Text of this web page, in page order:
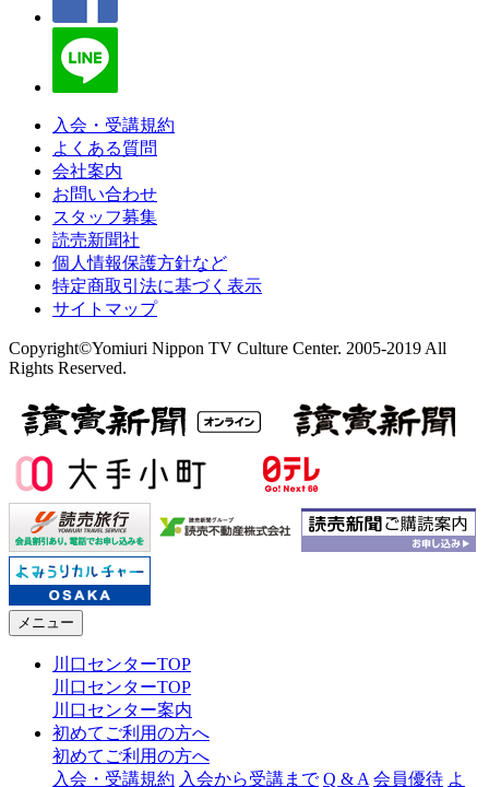
入会・受講規約
よくある質問
会社案内
お問い合わせ
スタッフ募集
読売新聞社
個人情報保護方針など
特定商取引法に基づく表示
サイトマップ
Copyright©Yomiuri Nippon TV Culture Center. 2005-2019 All
Rights Reserved.
メニュー
川口センターTOP
川口センターTOP
川口センター案内
初めてご利用の方へ
初めてご利用の方へ
入会・受講規約 入会から受講まで Q & A 会員優待 よ